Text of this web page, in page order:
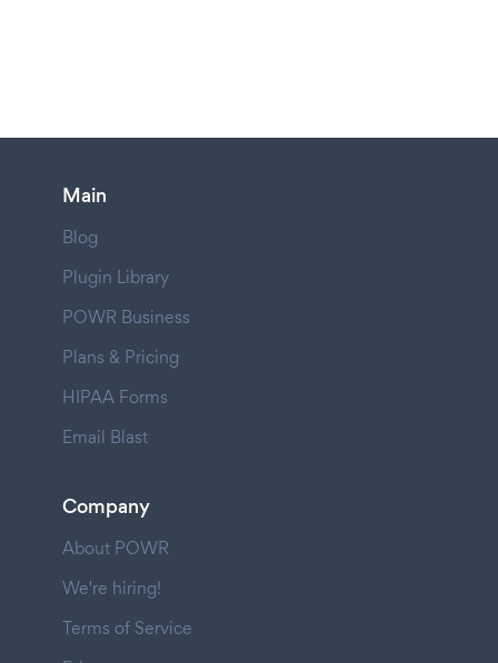
Main
Blog
Plugin Library
POWR Business
Plans & Pricing
HIPAA Forms
Email Blast
Company
About POWR
We're hiring!
Terms of Service